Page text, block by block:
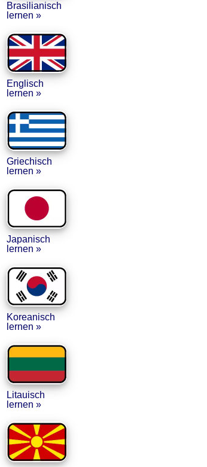
Brasilianisch
lernen »
Englisch
lernen »
Griechisch
lernen »
Japanisch
lernen »
Koreanisch
lernen »
Litauisch
lernen »